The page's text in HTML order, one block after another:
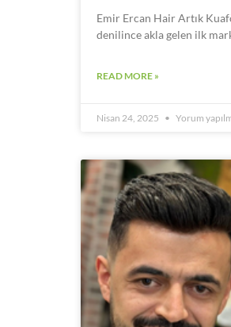
Emir Ercan Hair Artık
denilince akla gelen ilk
READ MORE »
Nisan 24, 2025 Yorum